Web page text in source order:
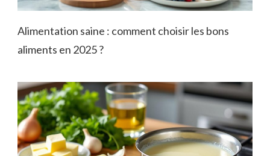
Alimentation saine : comment choisir les bons
aliments en 2025 ?